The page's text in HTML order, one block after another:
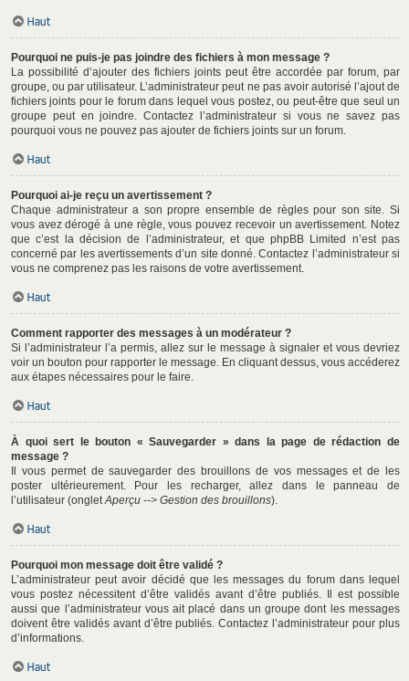
Haut
Pourquoi ne puis-je pas joindre des fichiers à mon message ?
La possibilité d’ajouter des fichiers joints peut être accordée par forum, par
groupe, ou par utilisateur. L’administrateur peut ne pas avoir autorisé l’ajout de
fichiers joints pour le forum dans lequel vous postez, ou peut-être que seul un
groupe peut en joindre. Contactez l’administrateur si vous ne savez pas
pourquoi vous ne pouvez pas ajouter de fichiers joints sur un forum.
Haut
Pourquoi ai-je reçu un avertissement ?
Chaque administrateur a son propre ensemble de règles pour son site. Si
vous avez dérogé à une règle, vous pouvez recevoir un avertissement. Notez
que c’est la décision de l’administrateur, et que phpBB Limited n’est pas
concerné par les avertissements d’un site donné. Contactez l’administrateur si
vous ne comprenez pas les raisons de votre avertissement.
Haut
Comment rapporter des messages à un modérateur ?
Si l’administrateur l’a permis, allez sur le message à signaler et vous devriez
voir un bouton pour rapporter le message. En cliquant dessus, vous accéderez
aux étapes nécessaires pour le faire.
Haut
À quoi sert le bouton « Sauvegarder » dans la page de rédaction de
message ?
Il vous permet de sauvegarder des brouillons de vos messages et de les
poster ultérieurement. Pour les recharger, allez dans le panneau de
l’utilisateur (ongletAperçu --> Gestion des brouillons).
Haut
Pourquoi mon message doit être validé ?
L’administrateur peut avoir décidé que les messages du forum dans lequel
vous postez nécessitent d’être validés avant d’être publiés. Il est possible
aussi que l’administrateur vous ait placé dans un groupe dont les messages
doivent être validés avant d’être publiés. Contactez l’administrateur pour plus
d’informations.
Haut